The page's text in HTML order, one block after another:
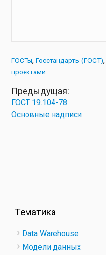
ГОСТы Госстандарты (ГОСТ)
проектами
ГОСТ 19.104-78
Основные надписи
Тематика
Data Warehouse
Модели данных